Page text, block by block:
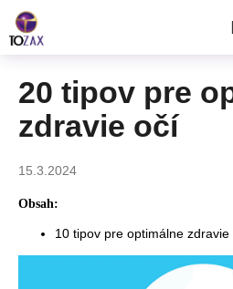
obsah
20 tipov pre
zdravie očí
15.3.2024
Obsah:
10 tipov pre optimálne zdravie
o
Č
o
o
t